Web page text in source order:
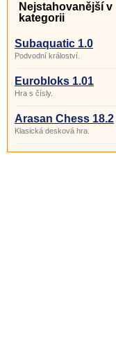
Nejstahovanější v
kategorii
Subaquatic 1.0
Podvodní králoství.
Eurobloks 1.01
Hra s čísly.
Arasan Chess 18.2
Klasická desková hra.